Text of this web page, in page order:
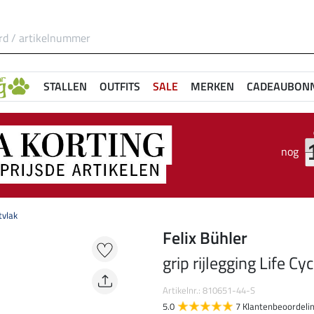
STALLEN OUTFITS SALE MERKEN
nog
Felix Bühler
grip rijlegging Life
Artikelnr.: 810651-44-S
5.0
7